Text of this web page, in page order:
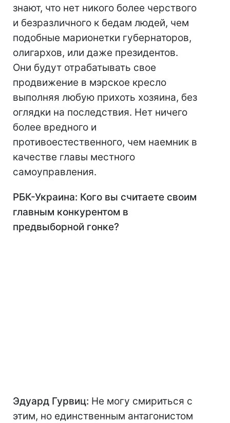
знают, что нет никого более черствого
и безразличного к бедам людей, чем
подобные марионетки губернаторов,
олигархов, или даже президентов.
Они будут отрабатывать свое
продвижение в мэрское кресло
выполняя любую прихоть хозяина, без
оглядки на последствия. Нет ничего
более вредного и
противоестественного, чем наемник в
качестве главы местного
самоуправления.
РБК-Украина: Кого вы считаете своим
главным конкурентом в
предвыборной гонке?
Эдуард Гурвиц: Не могу смириться с
этим, но единственным антагонистом